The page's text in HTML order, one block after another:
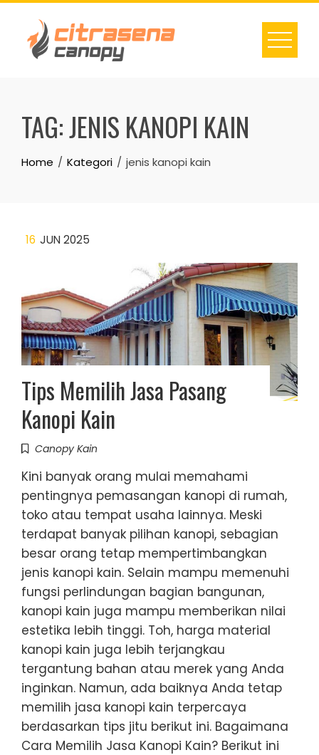
Skip
content
TAG:JENIS KANOPI KAIN
Home Kategori jenis kanopi kain
16 JUN 2025
Tips Memilih Jasa Pasang
Kanopi Kain
Canopy Kain
Kini banyak orang mulai memahami
pentingnya pemasangan kanopi di rumah,
toko atau tempat usaha lainnya. Meski
terdapat banyak pilihan kanopi, sebagian
besar orang tetap mempertimbangkan
jenis kanopi kain. Selain mampu memenuhi
fungsi perlindungan bagian bangunan,
kanopi kain juga mampu memberikan nilai
estetika lebih tinggi. Toh, harga material
kanopi kain juga lebih terjangkau
tergantung bahan atau merek yang Anda
inginkan. Namun, ada baiknya Anda tetap
memilih jasa kanopi kain terpercaya
berdasarkan tips jitu berikut ini. Bagaimana
Cara Memilih Jasa Kanopi Kain? Berikut ini